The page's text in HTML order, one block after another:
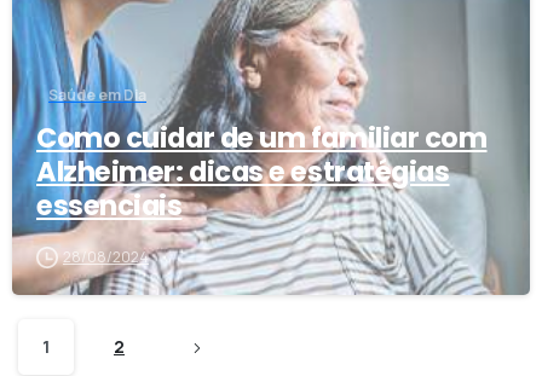
Saúde em Dia
Como cuidar de um familiar com
Alzheimer: dicas e estratégias
essenciais
28/08/2024
1 2